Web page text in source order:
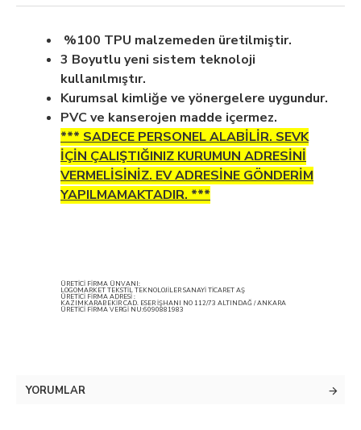
%100 TPU malzemeden üretilmiştir.
3 Boyutlu yeni sistem teknoloji
kullanılmıştır.
Kurumsal kimliğe ve yönergelere uygundur.
PVC ve kanserojen madde içermez.
*** SADECE PERSONEL ALABİLİR. SEVK
İÇİN ÇALIŞTIĞINIZ KURUMUN ADRESİNİ
VERMELİSİNİZ. EV ADRESİNE GÖNDERİM
YAPILMAMAKTADIR. ***
ÜRETİCİ FİRMA ÜNVANI:
LOGOMARKET TEKSTİL TEKNOLOJİLER SANAYİ TİCARET AŞ
ÜRETİCİ FİRMA ADRESİ :
KAZIMKARABEKİR CAD. ESER İŞHANI NO 112/73 ALTINDAĞ / ANKARA
ÜRETİCİ FİRMA VERGİ NU:6090881983
YORUMLAR